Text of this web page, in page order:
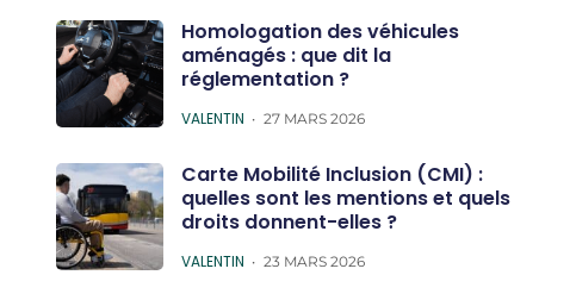
Homologation des véhicules
aménagés : que dit la
réglementation ?
POSTED
VALENTIN 27 MARS 2026
Carte Mobilité Inclusion (CMI) :
quelles sont les mentions et quels
droits donnent-elles ?
POSTED
VALENTIN 23 MARS 2026